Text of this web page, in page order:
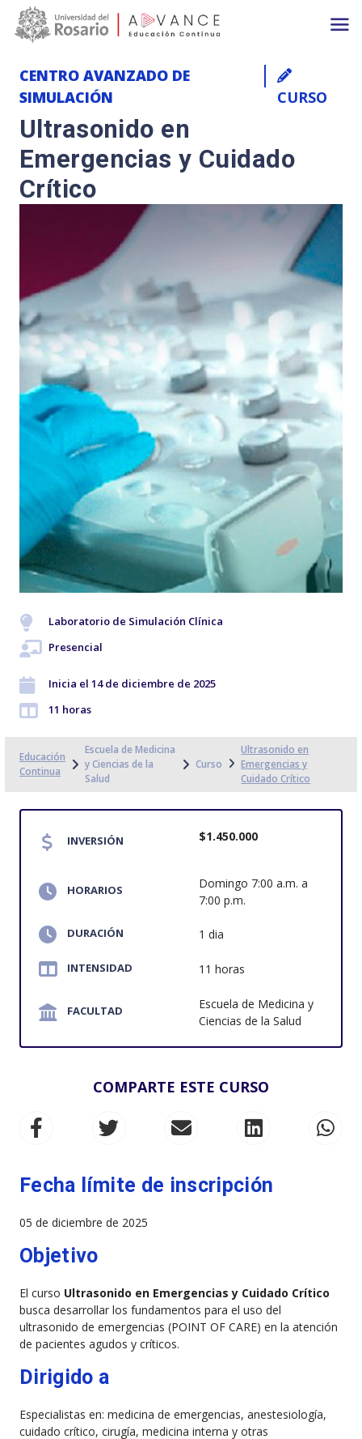
Pasar al contenido principal
Main navigation
CENTRO AVANZADO DE
SIMULACIÓN
CURSO
Ultrasonido en
Emergencias y Cuidado
Crítico
Laboratorio de Simulación Clínica
Presencial
Inicia el 14 de diciembre de 2025
11 horas
Educación
Continua
Escuela de Medicina
y Ciencias de la
Salud
Curso
Ultrasonido en
Emergencias y
Cuidado Crítico
INVERSIÓN $1.450.000
HORARIOS
Domingo 7:00 a.m. a
7:00 p.m.
DURACIÓN 1 dia
INTENSIDAD 11 horas
FACULTAD
Escuela de Medicina y
Ciencias de la Salud
COMPARTE ESTE CURSO
Fecha límite de inscripción
05 de diciembre de 2025
Objetivo
El curso Ultrasonido en Emergencias y Cuidado Crítico
busca desarrollar los fundamentos para el uso del
ultrasonido de emergencias (POINT OF CARE) en la atención
de pacientes agudos y críticos.
Dirigido a
Especialistas en: medicina de emergencias, anestesiología,
cuidado crítico, cirugía, medicina interna y otras